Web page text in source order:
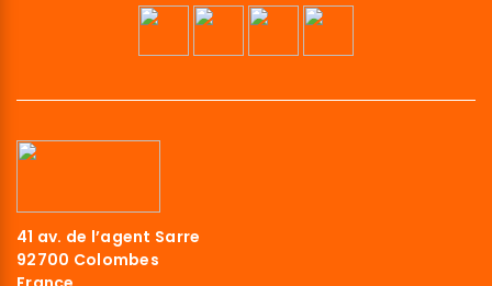
41 av. de l’agent Sarre
92700 Colombes